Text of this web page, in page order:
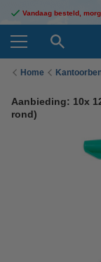
Vandaag besteld,
Home
Aanbieding: 10x
rond)